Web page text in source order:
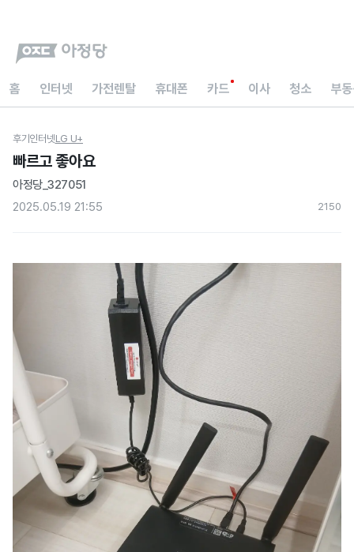
홈 인터넷 가전렌탈 휴대폰 카드 이사 청소 부
후기 인터넷LG U+
빠르고 좋아요
아정당_327051
2025.05.19 21:55
2150